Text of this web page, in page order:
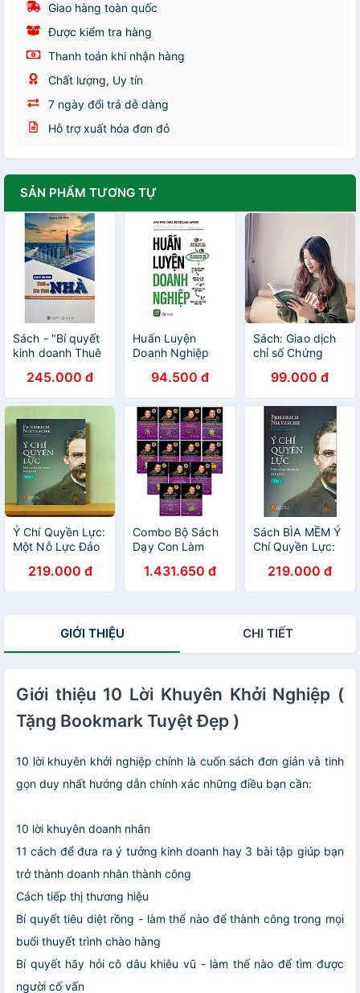
Giao hàng toàn quốc
Được kiểm tra hàng
Thanh toán khi nhận hàng
Chất lượng, Uy tín
7 ngày đổi trả dễ dàng
Hỗ trợ xuất hóa đơn đỏ
SẢN PHẨM TƯƠNG TỰ
Sách - "Bí quyết
kinh doanh Thuê
nhà". Khởi nghiệp
đầu tư bất động
sản. Hoàng Anh
Minh.
Mochibooks.
NXB Lao động
2024
245.000 đ
Huấn Luyện
Doanh Nghiệp
94.500 đ
Sách: Giao dịch
chỉ số Chứng
giản - Nguyễn
Ngọc Nghĩa
99.000 đ
Ý Chí Quyền Lực:
Một Nỗ Lực Đảo
(Tập 1) -
Friedrich
219.000 đ
Combo Bộ Sách
Dạy Con Làm
1.431.650 đ
Sách BÌA MỀM Ý
Chí Quyền Lực:
Hoán Mọi Giá Trị
(Tập 1) -
KM245
219.000 đ
GIỚI THIỆU CHI TIẾT
Giới thiệu 10 Lời Khuyên Khởi Nghiệp (
Tặng Bookmark Tuyệt Đẹp )
10 lời khuyên khởi nghiệp chính là cuốn sách đơn giản và tinh
gọn duy nhất hướng dẫn chính xác những điều bạn cần:
10 lời khuyên doanh nhân
11 cách để đưa ra ý tưởng kinh doanh hay 3 bài tập giúp bạn
trở thành doanh nhân thành công
Cách tiếp thị thương hiệu
Bí quyết tiêu diệt rồng - làm thế nào để thành công trong mọi
buổi thuyết trình chào hàng
Bí quyết hãy hỏi cô dâu khiêu vũ - làm thế nào để tìm được
người cố vấn